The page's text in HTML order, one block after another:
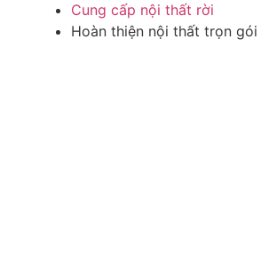
Cung cấp nội thất rời
Hoàn thiện nội thất trọn gói